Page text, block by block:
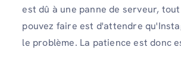
est dû à une panne de serveur,
pouvez faire est d'attendre
le problème. La patience est donc